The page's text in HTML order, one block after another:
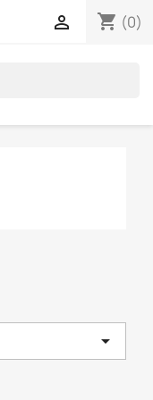
shopping_cart (0)

